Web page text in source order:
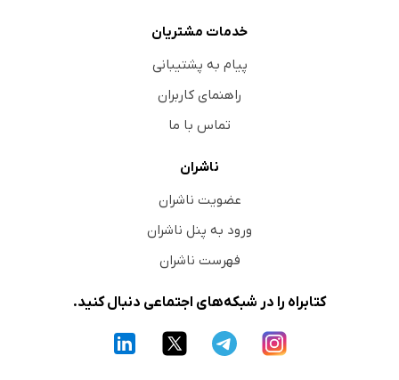
خدمات مشتریان
پیام به پشتیبانی
راهنمای کاربران
تماس با ما
ناشران
عضویت ناشران
ورود به پنل ناشران
فهرست ناشران
کتابراه را در شبکه‌های اجتماعی دنبال کنید.